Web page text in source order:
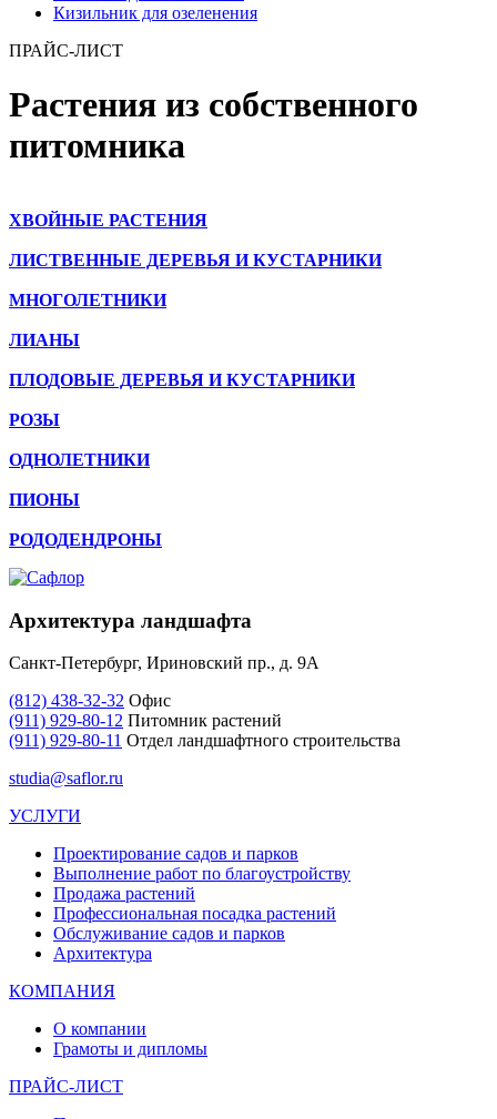
Кизильник для озеленения
ПРАЙС-ЛИСТ
Растения из собственного
питомника
ХВОЙНЫЕ РАСТЕНИЯ
ЛИСТВЕННЫЕ ДЕРЕВЬЯ И КУСТАРНИКИ
МНОГОЛЕТНИКИ
ЛИАНЫ
ПЛОДОВЫЕ ДЕРЕВЬЯ И КУСТАРНИКИ
РОЗЫ
ОДНОЛЕТНИКИ
ПИОНЫ
РОДОДЕНДРОНЫ
Архитектура ландшафта
Санкт-Петербург, Ириновский пр., д. 9А
(812) 438-32-32 Офис
(911) 929-80-12 Питомник растений
(911) 929-80-11 Отдел ландшафтного строительства
studia@saflor.ru
УСЛУГИ
Проектирование садов и парков
Выполнение работ по благоустройству
Продажа растений
Профессиональная посадка растений
Обслуживание садов и парков
Архитектура
КОМПАНИЯ
О компании
Грамоты и дипломы
ПРАЙС-ЛИСТ